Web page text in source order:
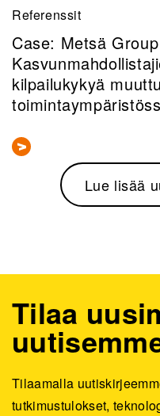
Referenssit
Case: Metsä
kilpailukykyä
Lue lisää
Tilaa
Tilaamalla
tutkimustulokset,